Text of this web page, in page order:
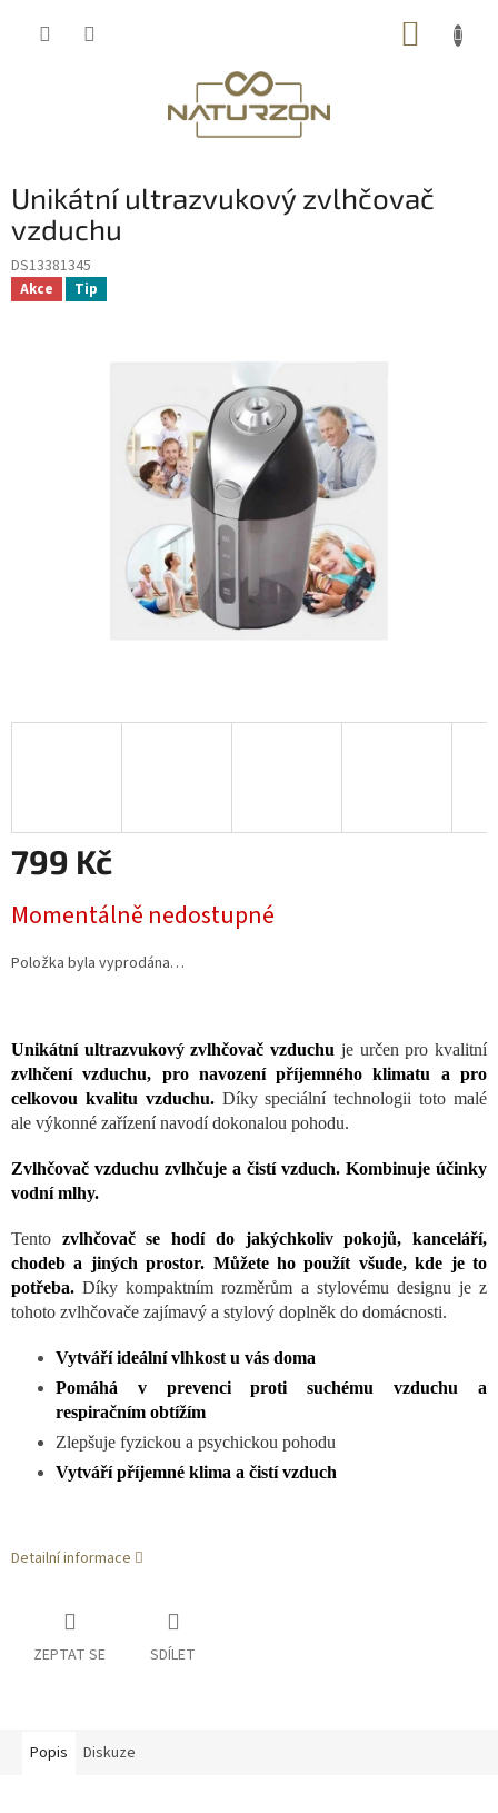
Unikátní ultrazvukový zvlhčovač
vzduchu
DS13381345
Akce Tip
799 Kč
cena:
Momentálně nedostupné
Položka byla vyprodána…
Unikátní ultrazvukový zvlhčovač vzduchu je určen pro kvalitní
zvlhčení vzduchu, pro navození příjemného klimatu a pro
celkovou kvalitu vzduchu.Díky speciální technologii toto malé
ale výkonné zařízení navodí dokonalou pohodu.
Zvlhčovač vzduchu zvlhčuje a čistí vzduch. Kombinuje účinky
vodní mlhy.
Tento zvlhčovač se hodí do jakýchkoliv pokojů, kanceláří,
chodeb a jiných prostor. Můžete ho použít všude, kde je to
potřeba. Díky kompaktním rozměrům a stylovému designu je z
tohoto zvlhčovače zajímavý a stylový doplněk do domácnosti.
Vytváří ideální vlhkost u vás doma
Pomáhá v prevenci proti suchému vzduchu a
respiračním obtížím
Zlepšuje fyzickou a psychickou pohodu
Vytváří příjemné klima a čistí vzduch
Detailní informace
ZEPTAT SE SDÍLET
Popis Diskuze